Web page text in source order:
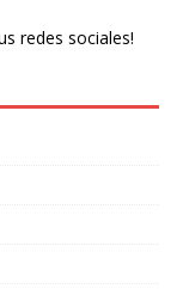
redes sociales!